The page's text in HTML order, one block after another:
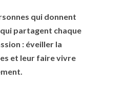
qui donnent
partagent chaque
: éveiller la
et leur faire vivre